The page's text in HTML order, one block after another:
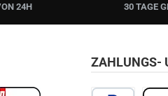
24H 30 TAGE
ZAHLUNGS-